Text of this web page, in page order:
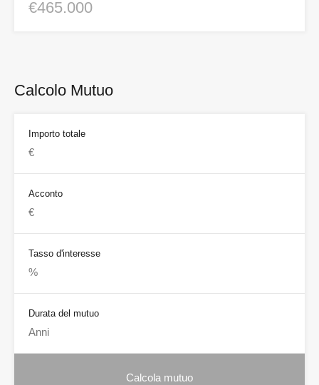
€465.000
Calcolo Mutuo
Importo totale
Acconto
Tasso d'interesse
Durata del mutuo